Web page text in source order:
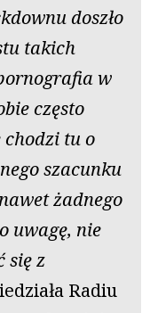
doszło
takich
w
często
tu o
szacunku
żadnego
uwagę, nie
się z
Radiu